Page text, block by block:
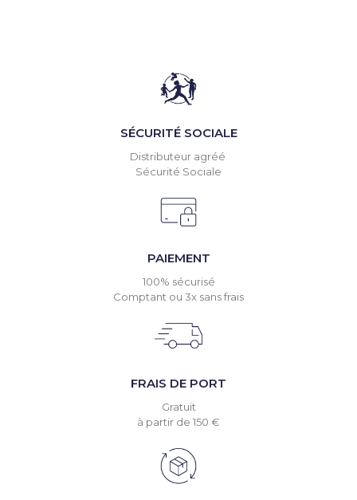
SÉCURITÉ SOCIALE
Distributeur agréé
Sécurité Sociale
PAIEMENT
100% sécurisé
Comptant ou 3x sans frais
FRAIS DE PORT
Gratuit
à partir de 150 €